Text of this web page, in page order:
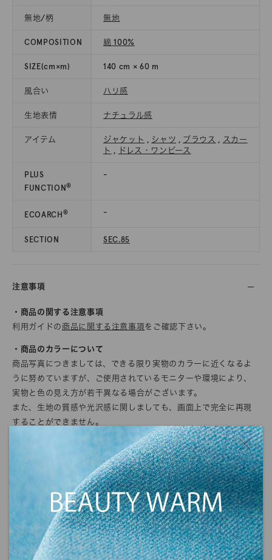
無地/柄 無地
COMPOSITION 綿 100%
SIZE(cm×m) 140 cm × 60 m
風合い ハリ感
生地表情 ナチュラル感
アイテム ジャケット , シャツ , ブラウス , スカー
ト , ドレス・ワンピース
PLUS
FUNCTION®
-
ECOARCH® -
SECTION SEC.85
注意事項
・商品の関する注意事項
利用ガイドの商品に関する注意事項をご確認下さい。
・商品のカラーについて
商品写真につきましては、できる限り実物のカラーに近くなるよ
うに努めていますが、ご使用されているモニターや環境により、
実物と色の見え方が若干異なる場合がございます。
また、生地の質感や光沢感に関しましても、画面上で完全に再現
することができません。
ご注文の前にサンプル帳でのご確認をお勧めします。
発送に関する注意事項を利用ガイドに記載しております。
ご注文前に一度ご確認をお願いします。
>>
ご利用ガイド